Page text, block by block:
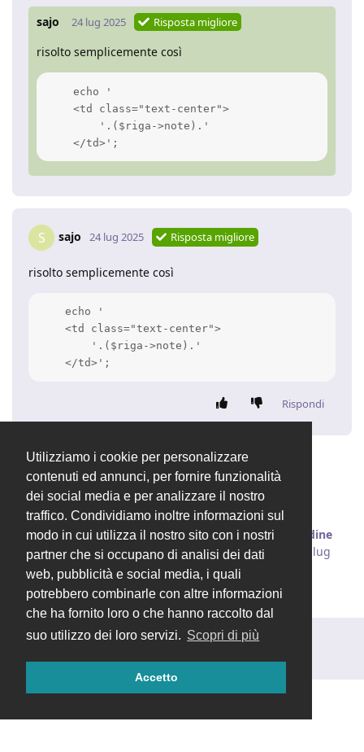
Utilizziamo i cookie per personalizzare
contenuti ed annunci, per fornire funzionalità
dei social media e per analizzare il nostro
traffico. Condividiamo inoltre informazioni sul
modo in cui utilizza il nostro sito con i nostri
partner che si occupano di analisi dei dati
web, pubblicità e social media, i quali
potrebbero combinarle con altre informazioni
che ha fornito loro o che hanno raccolto dal
suo utilizzo dei loro servizi. Scopri di più
Accetto
sajo 24 lug 2025 Risposta migliore
risolto semplicemente così
    echo '
    <td class="text-center">
        '.($riga->note).'
    </td>';
S sajo 24 lug 2025 Risposta migliore
risolto semplicemente così
    echo '
    <td class="text-center">
        '.($riga->note).'
    </td>';
Rispondi
Valentinaha chiuso la discussione25 lug 2025
Valentinaha cambiato il titolo in [RISOLTO] Ordine
cliente - aggiungere le Note riga in stampa
25 lug
2025.
Rispondi alla discussione...